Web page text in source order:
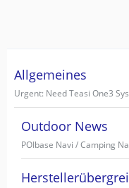
Allgemeines
Outdoor News
POIbase Navi / Camping